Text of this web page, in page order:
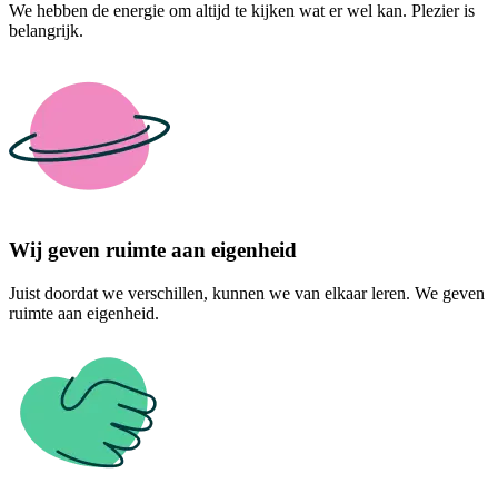
We hebben de energie om altijd te kijken wat er wel kan. Plezier is
belangrijk.
Wij geven ruimte aan eigenheid
Juist doordat we verschillen, kunnen we van elkaar leren. We geven
ruimte aan eigenheid.